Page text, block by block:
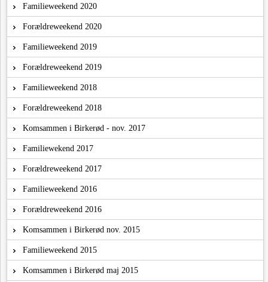
Familieweekend 2020
Forældreweekend 2020
Familieweekend 2019
Forældreweekend 2019
Familieweekend 2018
Forældreweekend 2018
Komsammen i Birkerød - nov. 2017
Familiewekend 2017
Forældreweekend 2017
Familieweekend 2016
Forældreweekend 2016
Komsammen i Birkerød nov. 2015
Familieweekend 2015
Komsammen i Birkerød maj 2015